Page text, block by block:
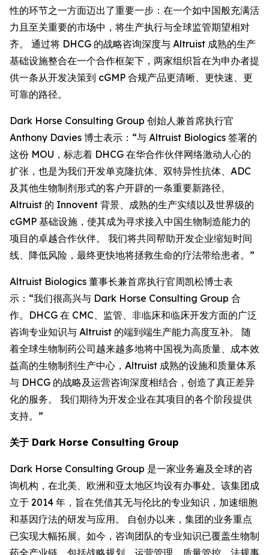
性的环节之一方面迈出了重要一步：在一个如中国般充满活
力且至关重要的市场中，将生产执行与全球监管期望相对
齐。 通过将 DHCG 的战略咨询深度与 Altruist 成熟的生产
基础设施整合在一个合作框架下，两家组织旨在为申办者提
供一条从开发决策到 cGMP 合规产品更清晰、更快速、更
可靠的路径。
Dark Horse Consulting Group 创始人兼首席执行官
Anthony Davies 博士表示：“与 Altruist Biologics 签署的
这份 MOU，标志着 DHCG 在华合作伙伴网络激动人心的
扩张，也是为我们开发单克隆抗体、双特异性抗体、ADC
及其他生物制剂形式的客户开辟的一条重要新路径。
Altruist 的 Innovent 背景、成熟的生产实绩以及世界级的
cGMP 基础设施，使其成为寻求接入中国生物制造能力的
项目的卓越合作伙伴。 我们将共同帮助开发企业缩短时间
线、降低风险，最终更快地将拯救生命的疗法带给患者。”
Altruist Biologics 董事长兼首席执行官周凯松博士表
示：“我们很高兴与 Dark Horse Consulting Group 合
作。DHCG 在 CMC、监管、非临床和临床开发方面的广泛
咨询专业知识与 Altruist 的端到端生产能力高度互补。 随
着全球生物制药公司越来越多地将中国视为高质量、成本效
益高的生物制剂生产中心，Altruist 成熟的设施和质量体系
与 DHCG 的战略及运营咨询深度相结合，创造了真正差异
化的服务。 我们期待为开发企业在其项目的各个阶段提供
支持。”
关于 Dark Horse Consulting Group
Dark Horse Consulting Group 是一家业务遍及全球的咨
询机构，在北美、欧洲和亚太地区均设有办事处。该集团成
立于 2014 年，旨在凭借其无与伦比的专业知识，加速细胞
和基因疗法的研发与应用。 自创办以来，集团的业务重点
已实现大幅拓展。如今，咨询团队的专业知识已覆盖生物制
药全产业链，包括战略规划、运营管理、质量管控、法规事